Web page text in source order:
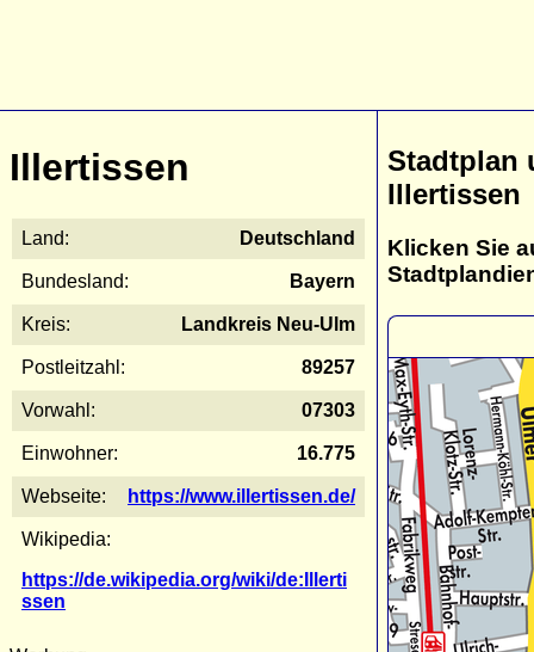
Illertissen
Land: Deutschland
Bundesland: Bayern
Kreis: Landkreis Neu-Ulm
Postleitzahl: 89257
Vorwahl: 07303
Einwohner: 16.775
Webseite: https://www.illertissen.de/
Wikipedia:
https://de.wikipedia.org/wiki/de:Illerti
ssen
Stadtplan
Illertissen
Klicken Sie